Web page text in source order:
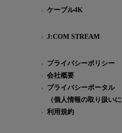
ケーブル4K
J:COM STREAM
プライバシーポリシー
会社概要
プライバシーポータル
（個人情報の取り扱いに
利用規約